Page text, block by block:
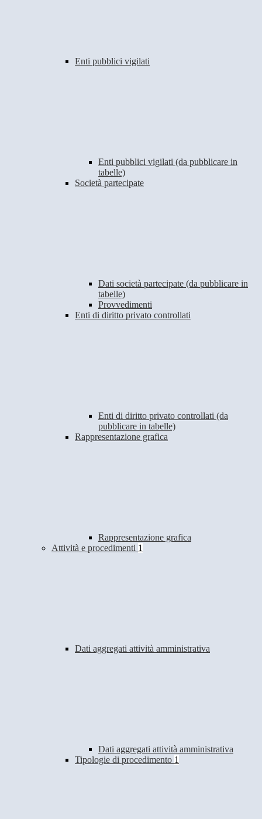
Enti pubblici vigilati
Enti pubblici vigilati (da pubblicare in
tabelle)
Società partecipate
Dati società partecipate (da pubblicare in
tabelle)
Provvedimenti
Enti di diritto privato controllati
Enti di diritto privato controllati (da
pubblicare in tabelle)
Rappresentazione grafica
Rappresentazione grafica
Attività e procedimenti 1
Dati aggregati attività amministrativa
Dati aggregati attività amministrativa
Tipologie di procedimento 1